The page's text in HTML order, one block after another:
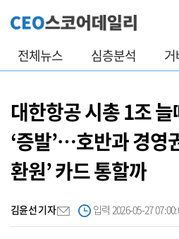
전체뉴스 심층분석
대한항공 시총 1조
‘증발’…호반과 경영
환원’ 카드 통할까
김윤선 기자 입력 2026-05-27